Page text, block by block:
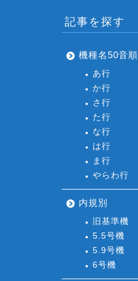
記事を探す
機種名50音順
あ行
か行
さ行
た行
な行
は行
ま行
やらわ行
内規別
旧基準機
5.5号機
5.9号機
6号機